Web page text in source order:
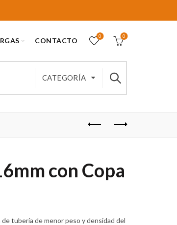
CONTACTO
0 0
CATEGORÍA
con Copa
tubería de menor peso y densidad del